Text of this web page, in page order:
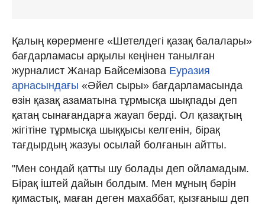
Қалың көрерменге «Шетелдегі қазақ балалары»
бағдарламасы арқылы кеңінен танылған
журналист Жанар Байсемізова Еуразия
арнасындағы «Әйел сыры» бағдарламасында
өзін қазақ азаматына тұрмысқа шықпады деп
қатаң сынағандарға жауап берді. Ол қазақтың
жігітіне тұрмысқа шыққысы келгенін, бірақ
тағдырдың жазуы осылай болғанын айтты.
"Мен сондай қатты шу болады деп ойламадым.
Бірақ іштей дайын болдым. Мен мұның бәрін
қимастық, маған деген махаббат, қызғаныш деп